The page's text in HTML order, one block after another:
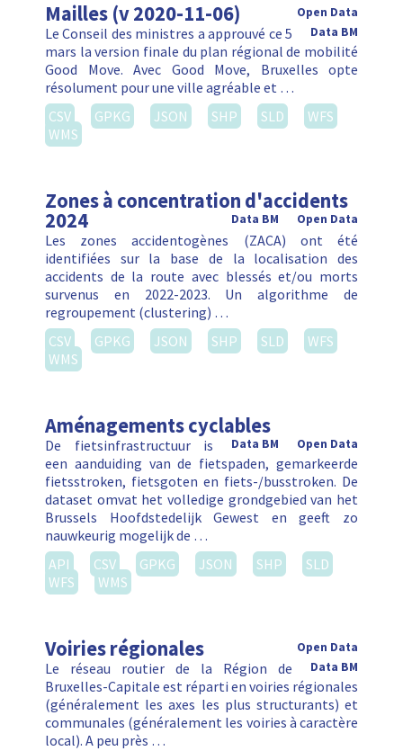
Mailles (v 2020-11-06)
Open Data
Data BM
Le Conseil des ministres a approuvé ce 5
mars la version finale du plan régional de mobilité
Good Move. Avec Good Move, Bruxelles opte
résolument pour une ville agréable et …
CSV
GPKG JSON SHP SLD
WFS
WMS
Zones à concentration d'accidents
2024 Open Data
Data BM
Les zones accidentogènes (ZACA) ont été
identifiées sur la base de la localisation des
accidents de la route avec blessés et/ou morts
survenus en 2022-2023. Un algorithme de
regroupement (clustering) …
CSV
GPKG JSON SHP SLD
WFS
WMS
Aménagements cyclables
Open Data
Data BM
De fietsinfrastructuur is
een aanduiding van de fietspaden, gemarkeerde
fietsstroken, fietsgoten en fiets-/busstroken. De
dataset omvat het volledige grondgebied van het
Brussels Hoofdstedelijk Gewest en geeft zo
nauwkeurig mogelijk de …
API
CSV GPKG JSON SHP
SLD
WFS
WMS
Voiries régionales
Open Data
Data BM
Le réseau routier de la Région de
Bruxelles-Capitale est réparti en voiries régionales
(généralement les axes les plus structurants) et
communales (généralement les voiries à caractère
local). A peu près …